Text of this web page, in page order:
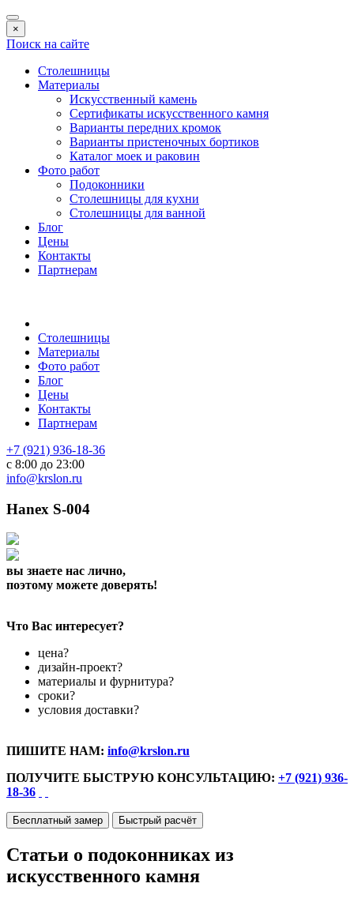
×
Поиск на сайте
Столешницы
Материалы
Искусственный камень
Сертификаты искусственного камня
Варианты передних кромок
Варианты пристеночных бортиков
Каталог моек и раковин
Фото работ
Подоконники
Столешницы для кухни
Столешницы для ванной
Блог
Цены
Контакты
Партнерам
Столешницы
Материалы
Фото работ
Блог
Цены
Контакты
Партнерам
+7 (921) 936-18-36
с 8:00 до 23:00
info@krslon.ru
Hanex S-004
вы знаете нас лично,
поэтому можете доверять!
Что Вас интересует?
цена?
дизайн-проект?
материалы и фурнитура?
сроки?
условия доставки?
ПИШИТЕ НАМ: info@krslon.ru
ПОЛУЧИТЕ БЫСТРУЮ КОНСУЛЬТАЦИЮ: +7 (921) 936-
18-36
Бесплатный замер Быстрый расчёт
Статьи о подоконниках из
искусственного камня